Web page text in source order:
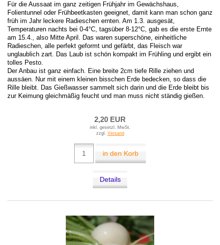
Für die Aussaat im ganz zeitigen Frühjahr im Gewächshaus,
Folientunnel oder Frühbeetkasten geeignet, damit kann man schon ganz
früh im Jahr leckere Radieschen ernten. Am 1.3. ausgesät,
Temperaturen nachts bei 0-4°C, tagsüber 8-12°C, gab es die erste Ernte
am 15.4., also Mitte April. Das waren superschöne, einheitliche
Radieschen, alle perfekt geformt und gefärbt, das Fleisch war
unglaublich zart. Das Laub ist schön kompakt im Frühling und ergibt ein
tolles Pesto.
Der Anbau ist ganz einfach. Eine breite 2cm tiefe Rille ziehen und
aussäen. Nur mit einem kleinen bisschen Erde bedecken, so dass die
Rille bleibt. Das Gießwasser sammelt sich darin und die Erde bleibt bis
zur Keimung gleichmäßig feucht und man muss nicht ständig gießen.
2,20 EUR
inkl. gesetzl. MwSt.
zzgl. Versand
in den Korb
Details